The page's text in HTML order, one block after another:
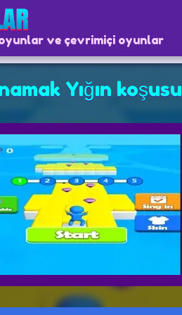
ve çevrimiçi oyunlar
Yığın koşusu